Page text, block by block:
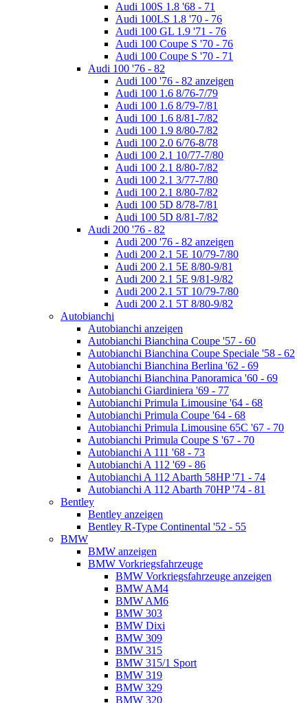
Audi 100S 1.8 '68 - 71
Audi 100LS 1.8 '70 - 76
Audi 100 GL 1.9 '71 - 76
Audi 100 Coupe S '70 - 76
Audi 100 Coupe S '70 - 71
Audi 100 '76 - 82
Audi 100 '76 - 82 anzeigen
Audi 100 1.6 8/76-7/79
Audi 100 1.6 8/79-7/81
Audi 100 1.6 8/81-7/82
Audi 100 1.9 8/80-7/82
Audi 100 2.0 6/76-8/78
Audi 100 2.1 10/77-7/80
Audi 100 2.1 8/80-7/82
Audi 100 2.1 3/77-7/80
Audi 100 2.1 8/80-7/82
Audi 100 5D 8/78-7/81
Audi 100 5D 8/81-7/82
Audi 200 '76 - 82
Audi 200 '76 - 82 anzeigen
Audi 200 2.1 5E 10/79-7/80
Audi 200 2.1 5E 8/80-9/81
Audi 200 2.1 5E 9/81-9/82
Audi 200 2.1 5T 10/79-7/80
Audi 200 2.1 5T 8/80-9/82
Autobianchi
Autobianchi anzeigen
Autobianchi Bianchina Coupe '57 - 60
Autobianchi Bianchina Coupe Speciale '58 - 62
Autobianchi Bianchina Berlina '62 - 69
Autobianchi Bianchina Panoramica '60 - 69
Autobianchi Giardiniera '69 - 77
Autobianchi Primula Limousine '64 - 68
Autobianchi Primula Coupe '64 - 68
Autobianchi Primula Limousine 65C '67 - 70
Autobianchi Primula Coupe S '67 - 70
Autobianchi A 111 '68 - 73
Autobianchi A 112 '69 - 86
Autobianchi A 112 Abarth 58HP '71 - 74
Autobianchi A 112 Abarth 70HP '74 - 81
Bentley
Bentley anzeigen
Bentley R-Type Continental '52 - 55
BMW
BMW anzeigen
BMW Vorkriegsfahrzeuge
BMW Vorkriegsfahrzeuge anzeigen
BMW AM4
BMW AM6
BMW 303
BMW Dixi
BMW 309
BMW 315
BMW 315/1 Sport
BMW 319
BMW 329
BMW 320